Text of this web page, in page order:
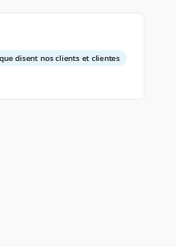
disent nos clients et clientes